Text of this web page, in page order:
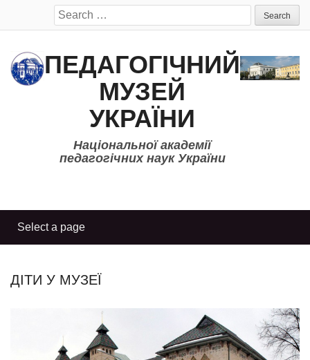
Search
for:
ПЕДАГОГІЧНИЙ
МУЗЕЙ
УКРАЇНИ
Національної академії
педагогічних наук України
ДІТИ У МУЗЕЇ